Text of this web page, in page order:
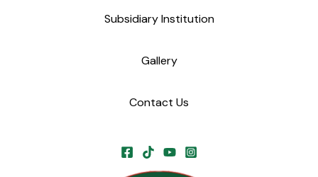
Subsidiary Institution
Gallery
Contact Us